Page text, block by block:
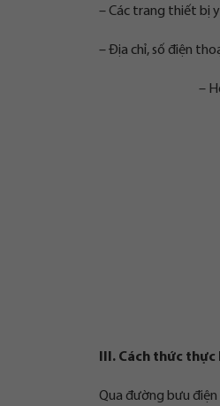
– Các trang thiết bị
– Địa chỉ, số điện
–
III. Cách thức thực
Qua đường bưu